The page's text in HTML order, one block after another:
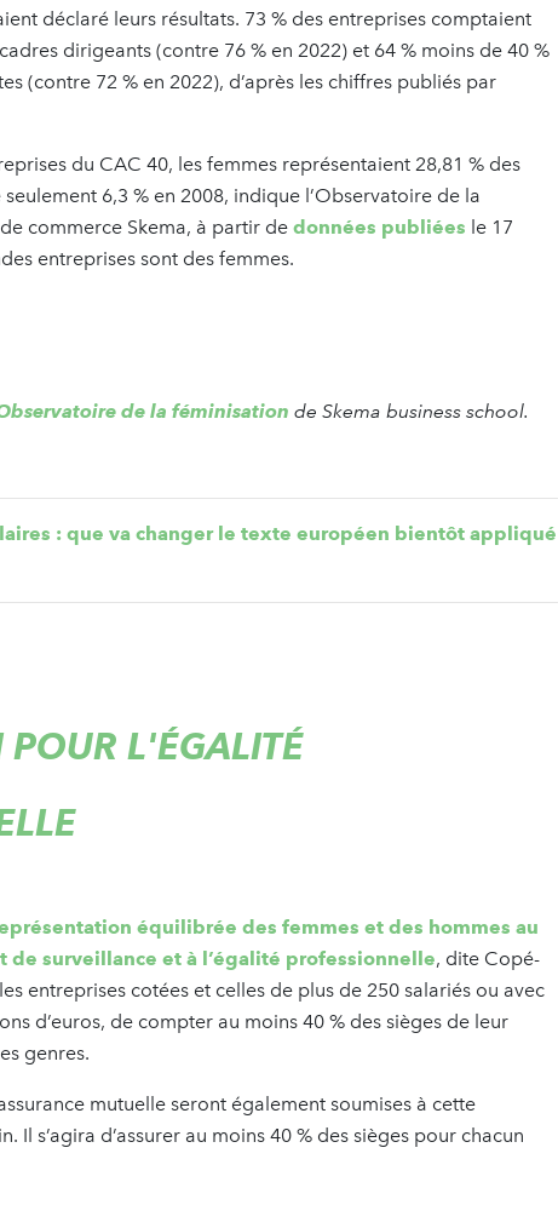
déclaré leurs résultats. 73 % des entreprises comptaient
dirigeants (contre 76 % en 2022) et 64 % moins de 40 %
(contre 72 % en 2022), d’après les chiffres publiés par
du CAC 40, les femmes représentaient 28,81 % des
6,3 % en 2008, indique l’Observatoire de la
commerce Skema, à partir de données publiées le 17
entreprises sont des femmes.
de la féminisation de Skema business school.
: que va changer le texte européen bientôt appliqué
L'ÉGALITÉ
équilibrée des femmes et des hommes au
de surveillance et à l’égalité professionnelle, dite Copé-
entreprises cotées et celles de plus de 250 salariés ou avec
d’euros, de compter au moins 40 % des sièges de leur
genres.
mutuelle seront également soumises à cette
s’agira d’assurer au moins 40 % des sièges pour chacun